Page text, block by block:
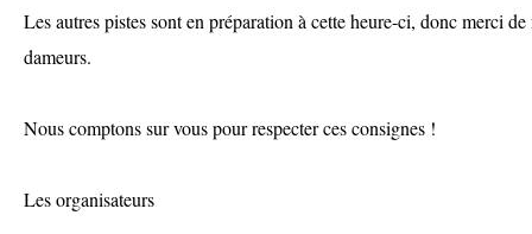
Les autres pistes sont en préparation à cette heure-ci, donc merci
dameurs.
Nous comptons sur vous pour respecter ces consignes !
Les organisateurs